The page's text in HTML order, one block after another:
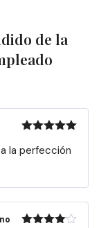
de la
con5de 5
la perfección